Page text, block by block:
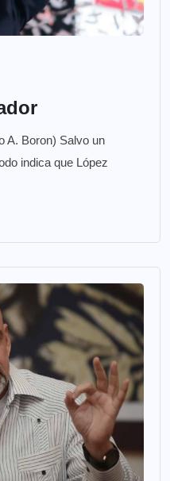
A. Boron) Salvo un
indica que López